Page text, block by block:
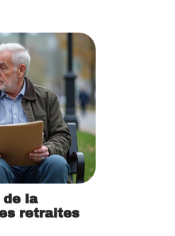
de la
retraites